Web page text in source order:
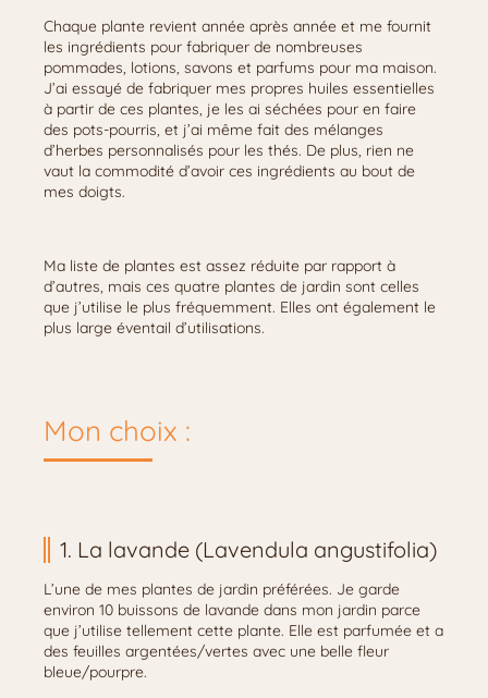
Chaque plante revient année après année et me fournit
les ingrédients pour fabriquer de nombreuses
pommades, lotions, savons et parfums pour ma maison.
J’ai essayé de fabriquer mes propres huiles essentielles
à partir de ces plantes, je les ai séchées pour en faire
des pots-pourris, et j’ai même fait des mélanges
d’herbes personnalisés pour les thés. De plus, rien ne
vaut la commodité d’avoir ces ingrédients au bout de
mes doigts.
Ma liste de plantes est assez réduite par rapport à
d’autres, mais ces quatre plantes de jardin sont celles
que j’utilise le plus fréquemment. Elles ont également le
plus large éventail d’utilisations.
Mon choix :
1. La lavande (Lavendula angustifolia)
L’une de mes plantes de jardin préférées. Je garde
environ 10 buissons de lavande dans mon jardin parce
que j’utilise tellement cette plante. Elle est parfumée et a
des feuilles argentées/vertes avec une belle fleur
bleue/pourpre.